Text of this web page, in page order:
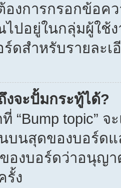
งการกรอกข้อค
ปอยู่ในกลุ่มผู้ใช้
ดสำหรับรายละเ
งจะปั้มกระทู้ได้?
“Bump topic”
บนสุดของบอร์ด
องบอร์ดว่าอนุญ
รั้ง